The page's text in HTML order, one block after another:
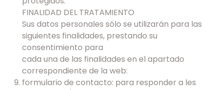
FINALIDAD DEL TRATAMIENTO
Sus datos personales sólo se utilizarán para las
siguientes finalidades, prestando su
consentimiento para
cada una de las finalidades en el apartado
correspondiente de la web:
formulario de contacto: para responder a les